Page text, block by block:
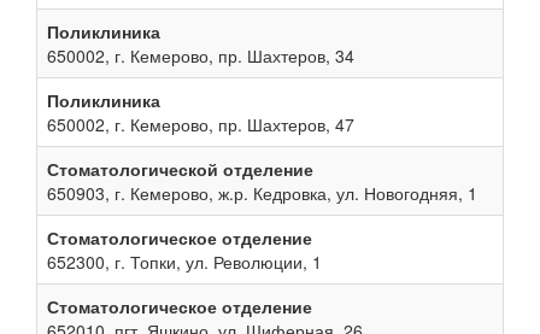
Поликлиника
650002, г. Кемерово, пр. Шахтеров, 34
Поликлиника
650002, г. Кемерово, пр. Шахтеров, 47
Стоматологической отделение
650903, г. Кемерово, ж.р. Кедровка, ул. Новогодняя, 1
Стоматологическое отделение
652300, г. Топки, ул. Революции, 1
Стоматологическое отделение